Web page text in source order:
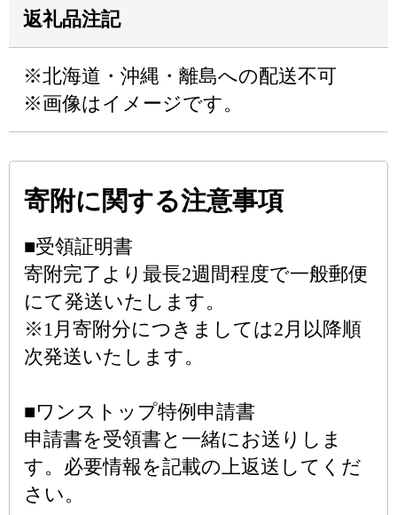
返礼品注記
※北海道・沖縄・離島への配送不可
※画像はイメージです。
寄附に関する注意事項
■受領証明書
寄附完了より最長2週間程度で一般郵便
にて発送いたします。
※1月寄附分につきましては2月以降順
次発送いたします。
■ワンストップ特例申請書
申請書を受領書と一緒にお送りしま
す。必要情報を記載の上返送してくだ
さい。